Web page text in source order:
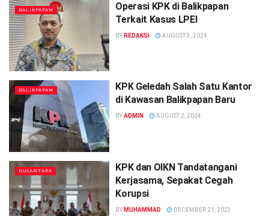
BALIKPAPAN
Operasi KPK di Balikpapan
Terkait Kasus LPEI
BY REDAKSI AUGUST 3, 2024
BALIKPAPAN
KPK Geledah Salah Satu Kantor
di Kawasan Balikpapan Baru
BYADMIN AUGUST 2, 2024
NUSANTARA
KPK dan OIKN Tandatangani
Kerjasama, Sepakat Cegah
Korupsi
BY MUHAMMAD DECEMBER 21, 2023